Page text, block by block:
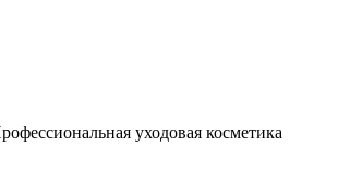
уходовая косметика